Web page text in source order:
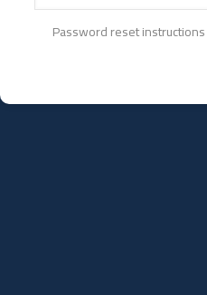
Password reset